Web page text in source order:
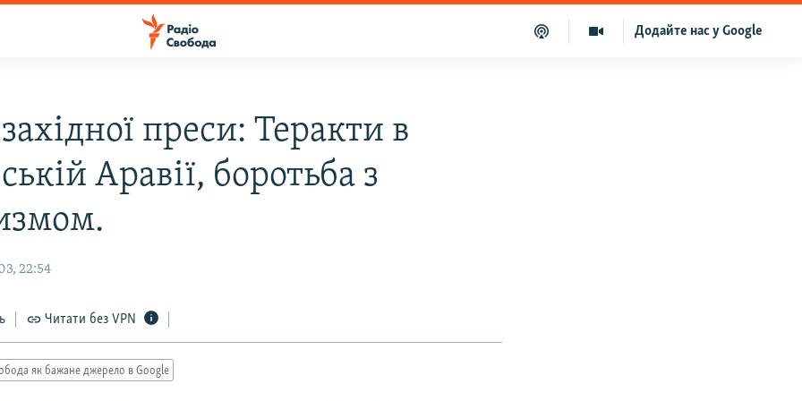
Додайте нас у Google
преси: Теракти в
Аравії, боротьба з
22:54
Читати без VPN
як бажане джерело в Google